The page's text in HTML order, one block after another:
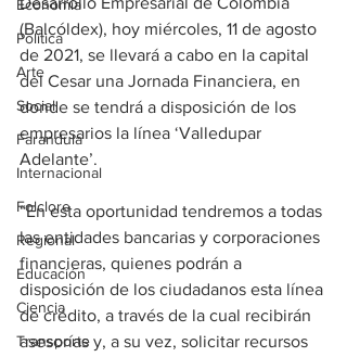
Economía
Política
Arte
Social
Farandula
Internacional
Folclore
Regional
Educación
Ciencia
Transporte
(Balcóldex), hoy miércoles, 11 de agosto
de 2021, se llevará a cabo en la capital
del Cesar una Jornada Financiera, en
donde se tendrá a disposición de los
empresarios la línea ‘Valledupar
Adelante’.
“En esta oportunidad tendremos a todas
las entidades bancarias y corporaciones
financieras, quienes podrán a
disposición de los ciudadanos esta línea
de crédito, a través de la cual recibirán
asesorías y, a su vez, solicitar recursos